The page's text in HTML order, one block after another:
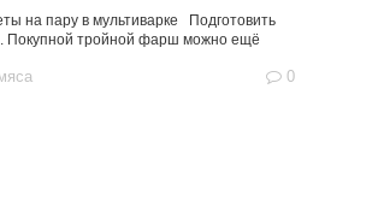
на пару в мультиварке Подготовить
Покупной тройной фарш можно ещё
0